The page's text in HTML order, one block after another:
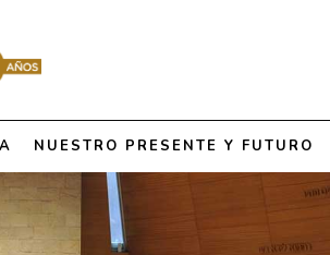
NUESTRO PRESENTE Y FUTURO